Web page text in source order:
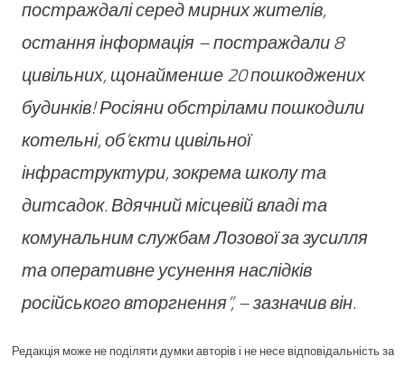
постраждалі серед мирних жителів,
остання інформація – постраждали 8
цивільних, щонайменше 20 пошкоджених
будинків! Росіяни обстрілами пошкодили
котельні, об’єкти цивільної
інфраструктури, зокрема школу та
дитсадок. Вдячний місцевій владі та
комунальним службам Лозової за зусилля
та оперативне усунення наслідків
російського вторгнення”, – зазначив він.
Редакція може не поділяти думки авторів і не несе відповідальність за